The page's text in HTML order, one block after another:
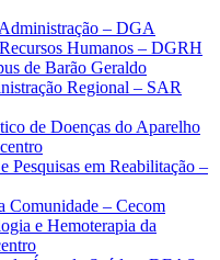
– DGA
Humanos – DGRH
de Barão Geraldo
Regional – SAR
de Doenças do Aparelho
Pesquisas em Reabilitação –
Comunidade – Cecom
e Hemoterapia da